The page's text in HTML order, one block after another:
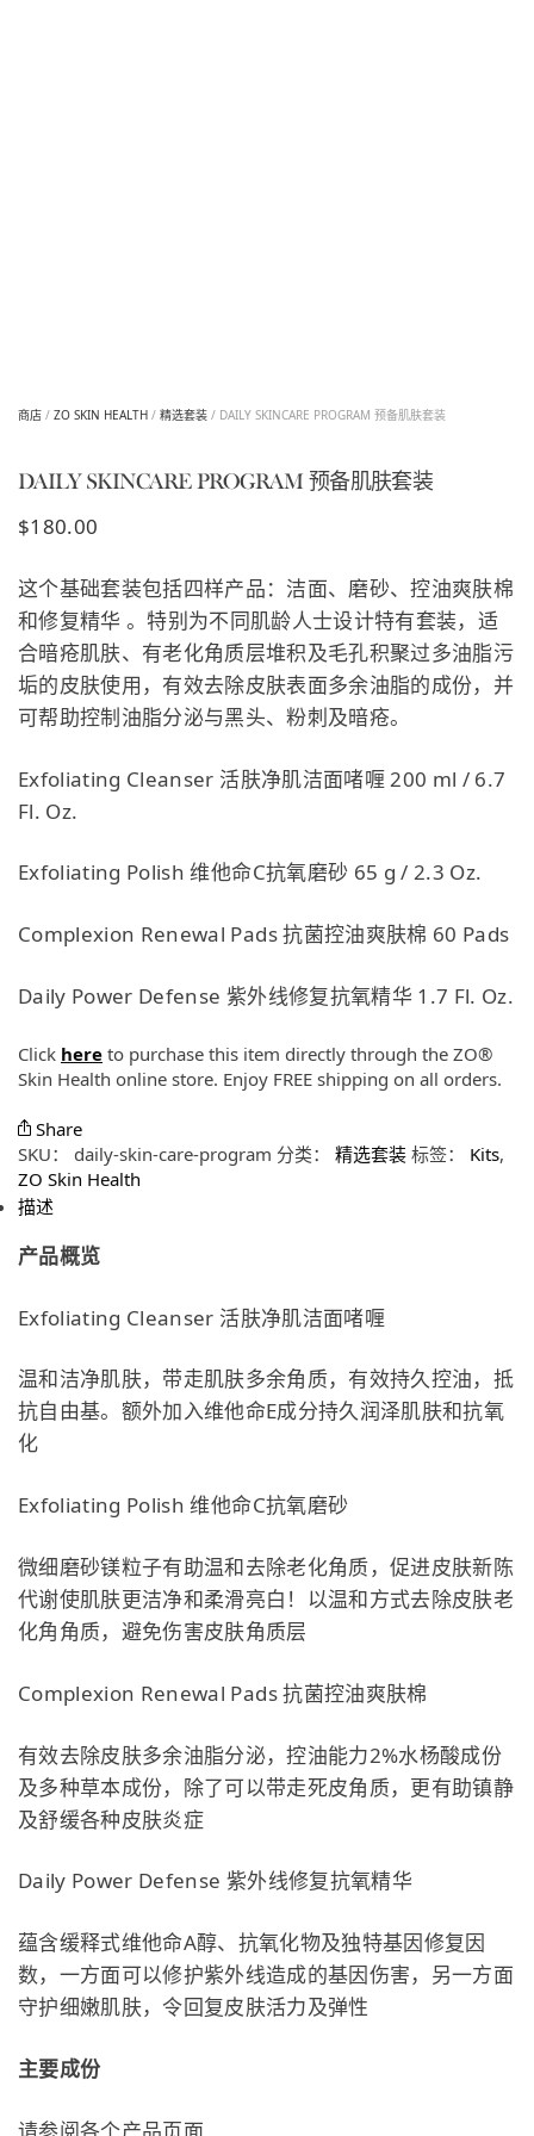
商店 / ZO SKIN HEALTH / 精选套装 / DAILY SKINCARE PROGRAM 预备肌肤套装
DAILY SKINCARE PROGRAM 预备肌肤套装
$180.00
这个基础套装包括四样产品：洁⾯、磨砂、控油爽肤棉
和修复精华 。特别为不同肌龄⼈士设计特有套装，适
合暗疮肌肤、有⽼化角质层堆积及⽑孔积聚过多油脂污
垢的皮肤使用，有效去除⽪肤表⾯多余油脂的成份，并
可帮助控制油脂分泌与黑头、粉刺及暗疮。
Exfoliating Cleanser 活肤净肌洁⾯啫喱 200 ml / 6.7
Fl. Oz.
Exfoliating Polish 维他命C抗氧磨砂 65 g / 2.3 Oz.
Complexion Renewal Pads 抗菌控油爽肤棉 60 Pads
Daily Power Defense 紫外线修复抗氧精华 1.7 Fl. Oz.
Click here to purchase this item directly through the ZO®
Skin Health online store. Enjoy FREE shipping on all orders.
Share
SKU： daily-skin-care-program 分类： 精选套装 标签： Kits,
ZO Skin Health
描述
产品概览
Exfoliating Cleanser 活肤净肌洁面啫喱
温和洁净肌肤，带走肌肤多余角质，有效持久控油，抵
抗自由基。额外加入维他命E成分持久润泽肌肤和抗氧
化
Exfoliating Polish 维他命C抗氧磨砂
微细磨砂镁粒子有助温和去除老化角质，促进皮肤新陈
代谢使肌肤更洁净和柔滑亮白！以温和方式去除⽪肤⽼
化⾓角质，避免伤害皮肤角质层
Complexion Renewal Pads 抗菌控油爽肤棉
有效去除皮肤多余油脂分泌，控油能力2%水杨酸成份
及多种草本成份，除了可以带走死皮角质，更有助镇静
及舒缓各种皮肤炎症
Daily Power Defense 紫外线修复抗氧精华
蕴含缓释式维他命A醇、抗氧化物及独特基因修复因
数，一方面可以修护紫外线造成的基因伤害，另一方面
守护细嫩肌肤，令回复皮肤活力及弹性
主要成份
请参阅各个产品页面